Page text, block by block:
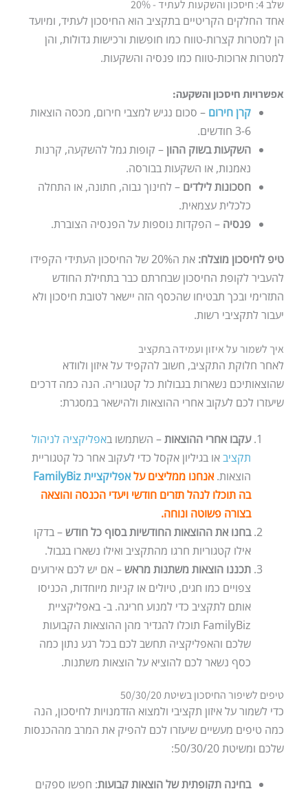
שלב 4: חיסכון והשקעות לעתיד - 20%
אחד החלקים הקריטיים בתקציב הוא החיסכון לעתיד, ומיועד
הן למטרות קצרות-טווח כמו חופשות ורכישות גדולות, והן
למטרות ארוכות-טווח כמו פנסיה והשקעות.
אפשרויות חיסכון והשקעה:
קרן חירום – סכום נגיש למצבי חירום, מכסה הוצאות
3-6 חודשים.
השקעות בשוק ההון – קופות גמל להשקעה, קרנות
נאמנות, או השקעות בבורסה.
חסכונות לילדים – לחינוך גבוה, חתונה, או התחלה
כלכלית עצמאית.
פנסיה – הפקדות נוספות על הפנסיה הצוברת.
טיפ לחיסכון מוצלח:
את ה20% של החיסכון העתידי הקפידו
להעביר לקופת החיסכון שבחרתם כבר בתחילת החודש
התזרימי ובכך תבטיחו שהכסף הזה יישאר לטובת חיסכון ולא
יעבור לתקציבי רשות.
איך לשמור על איזון ועמידה בתקציב
לאחר חלוקת התקציב, חשוב להקפיד על איזון ולוודא
שהוצאותיכם נשארות בגבולות כל קטגוריה. הנה כמה דרכים
שיעזרו לכם לעקוב אחרי ההוצאות ולהישאר במסגרת:
עקבו אחרי ההוצאות– השתמשו באפליקציה לניהול
תקציבאו בגיליון אקסל כדי לעקוב אחר כל קטגוריית
הוצאות.אנחנו ממליצים עלאפליקציית FamilyBiz
בה תוכלו לנהל תזרים חודשי ויעדי הכנסה והוצאה
בצורה פשוטה ונוחה.
בחנו את ההוצאות החודשיות בסוף כל חודש– בדקו
אילו קטגוריות חרגו מהתקציב ואילו נשארו בגבול.
תכננו הוצאות משתנות מראש– אם יש לכם אירועים
צפויים כמו חגים, טיולים או קניות מיוחדות, הכניסו
אותם לתקציב כדי למנוע חריגה. ב- באפליקציית
FamilyBiz תוכלו להגדיר מהן ההוצאות הקבועות
שלכם והאפליקציה תחשב לכם בכל רגע נתון כמה
כסף נשאר לכם להוציא על הוצאות משתנות.
טיפים לשיפור החיסכון בשיטת 50/30/20
כדי לשמור על איזון תקציבי ולמצוא הזדמנויות לחיסכון, הנה
כמה טיפים מעשיים שיעזרו לכם להפיק את המרב מההכנסות
שלכם ומשיטת 50/30/20:
בחינה תקופתית של הוצאות קבועות: חפשו ספקים